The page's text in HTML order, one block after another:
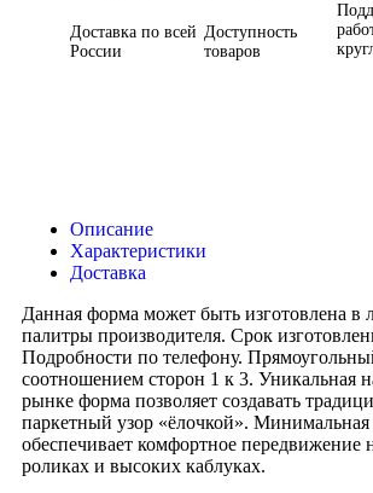
Доставка по всей
России
Доступность
товаров
Описание
Характеристики
Доставка
Данная форма может быть изготовлена в
палитры производителя. Срок
Подробности по телефону.
соотношением сторон 1 к 3. Уникальная
рынке форма позволяет создавать
паркетный узор «ёлочкой». Минимальная
обеспечивает комфортное передвижение
роликах и высоких каблуках.